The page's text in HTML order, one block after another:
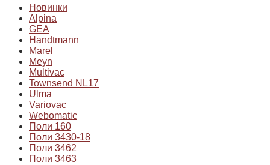
Новинки
Alpina
GEA
Handtmann
Marel
Meyn
Multivac
Townsend NL17
Ulma
Variovac
Webomatic
Поли 160
Поли 3430-18
Поли 3462
Поли 3463